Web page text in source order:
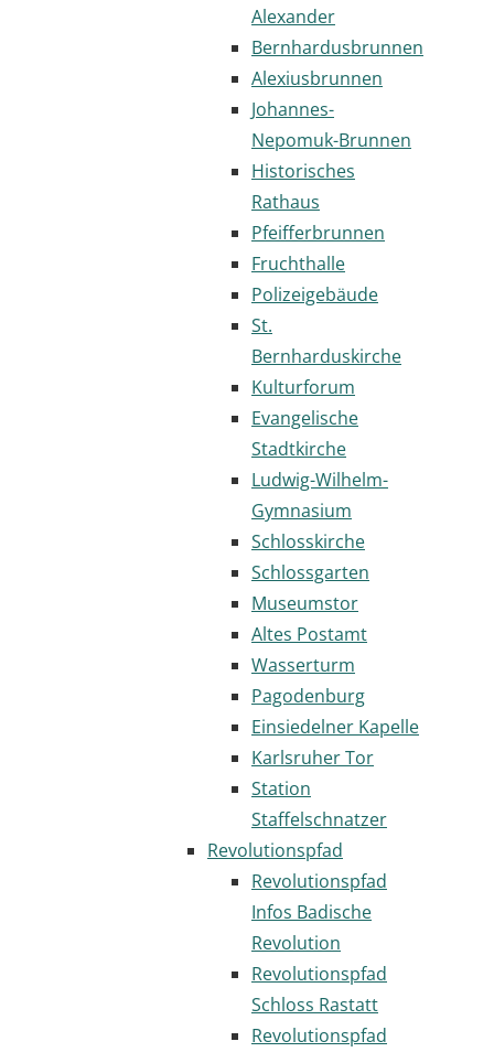
Alexander
Bernhardusbrunnen
Alexiusbrunnen
Johannes-
Nepomuk-Brunnen
Historisches
Rathaus
Pfeifferbrunnen
Fruchthalle
Polizeigebäude
St.
Bernharduskirche
Kulturforum
Evangelische
Stadtkirche
Ludwig-Wilhelm-
Gymnasium
Schlosskirche
Schlossgarten
Museumstor
Altes Postamt
Wasserturm
Pagodenburg
Einsiedelner Kapelle
Karlsruher Tor
Station
Staffelschnatzer
Revolutionspfad
Revolutionspfad
Infos Badische
Revolution
Revolutionspfad
Schloss Rastatt
Revolutionspfad